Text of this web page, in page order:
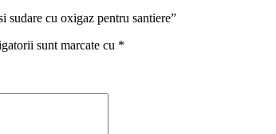
sudare cu oxigaz pentru santiere”
sunt marcate cu *